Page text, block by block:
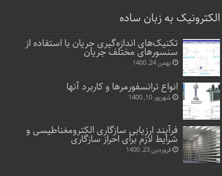
الکترونیک به زبان ساده
تکنیک‌های اندازه‌گیری جریان با استفاده از
سنسورهای مختلف جریان
بهمن 24, 1400
انواع ترانسفورمرها و کاربرد آنها
شهریور 10, 1400
فرآیند ارزیابی سازگاری الکترومغناطیسی و
شرایط لازم برای احراز سازگاری
فروردین 23, 1400